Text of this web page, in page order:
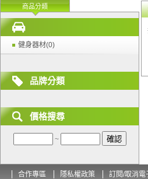
商品分類
健身器材(0)
品牌分類
價格搜尋
~
合作專區 隱私權政策 訂閱/取消電